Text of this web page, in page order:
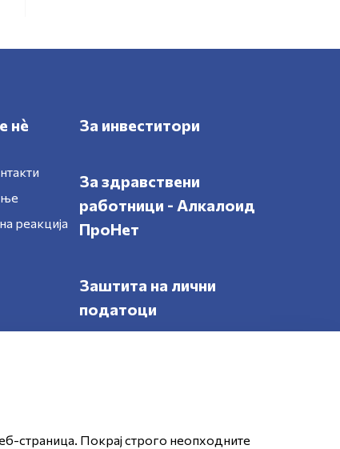
нè
реакција
За инвеститори
За здравствени
работници - Алкалоид
ПроНет
Заштита на лични
податоци
страница. Покрај строго неопходните